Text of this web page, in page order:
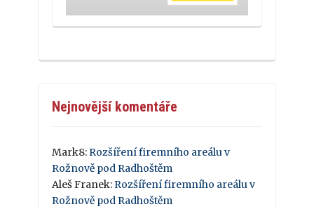
Nejnovější komentáře
Mark8: Rozšíření firemního areálu v
Rožnově pod Radhoštěm
Aleš Franek: Rozšíření firemního areálu v
Rožnově pod Radhoštěm